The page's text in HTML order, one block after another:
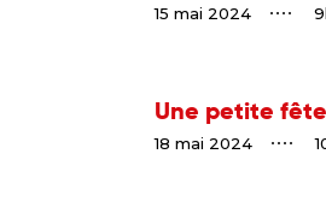
15 mai 2024
Une petite
18 mai 2024